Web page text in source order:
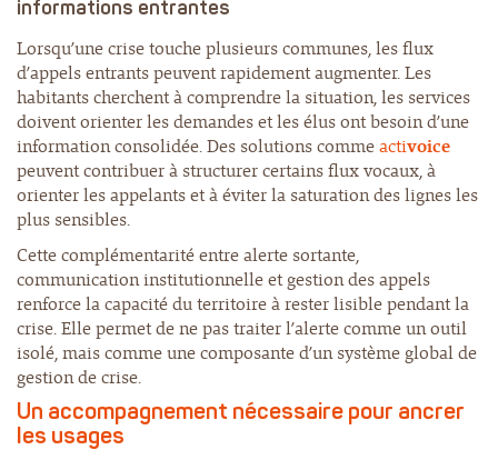
informations entrantes
Lorsqu’une crise touche plusieurs communes, les flux
d’appels entrants peuvent rapidement augmenter. Les
habitants cherchent à comprendre la situation, les services
doivent orienter les demandes et les élus ont besoin d’une
information consolidée. Des solutions commeactivoice
peuvent contribuer à structurer certains flux vocaux, à
orienter les appelants et à éviter la saturation des lignes les
plus sensibles.
Cette complémentarité entre alerte sortante,
communication institutionnelle et gestion des appels
renforce la capacité du territoire à rester lisible pendant la
crise. Elle permet de ne pas traiter l’alerte comme un outil
isolé, mais comme une composante d’un système global de
gestion de crise.
Un accompagnement nécessaire pour ancrer
les usages